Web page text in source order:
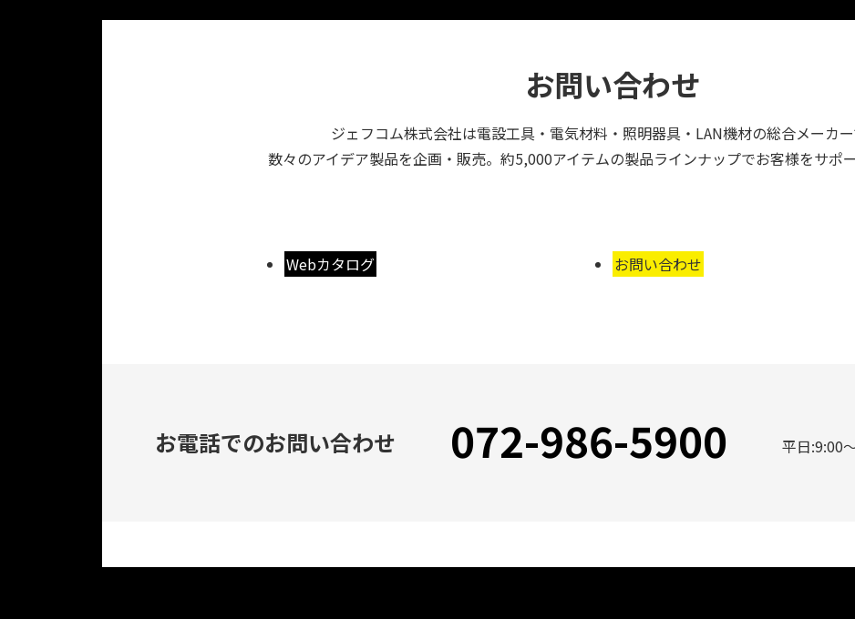
お問い合わせ
ジェフコム株式会社は電設工具・電気材料・照明器具・LAN機材の総合メーカー
数々のアイデア製品を企画・販売。約5,000アイテムの製品ラインナップでお客様をサポー
Webカタログ お問い合わせ
お電話でのお問い合わせ 072-986-5900 平日:9:00